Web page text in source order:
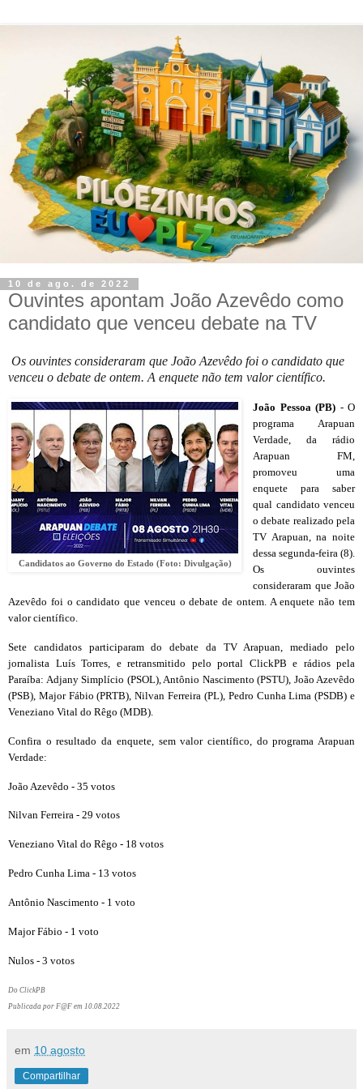
10 de ago. de 2022
Ouvintes apontam João Azevêdo como
candidato que venceu debate na TV
Os ouvintes consideraram que João Azevêdo foi o candidato que
venceu o debate de ontem. A enquete não tem valor científico.
Candidatos ao Governo do Estado (Foto: Divulgação)
João Pessoa (PB) - O
programa Arapuan
Verdade, da rádio
Arapuan FM,
promoveu uma
enquete para saber
qual candidato venceu
o debate realizado pela
TV Arapuan, na noite
dessa segunda-feira (8).
Os ouvintes
consideraram que João
Azevêdo foi o candidato que venceu o debate de ontem. A enquete não tem
valor científico.
Sete candidatos participaram do debate da TV Arapuan, mediado pelo
jornalista Luís Torres, e retransmitido pelo portal ClickPB e rádios pela
Paraíba: Adjany Simplício (PSOL), Antônio Nascimento (PSTU), João Azevêdo
(PSB), Major Fábio (PRTB), Nilvan Ferreira (PL), Pedro Cunha Lima (PSDB) e
Veneziano Vital do Rêgo (MDB).
Confira o resultado da enquete, sem valor científico, do programa Arapuan
Verdade:
João Azevêdo - 35 votos
Nilvan Ferreira - 29 votos
Veneziano Vital do Rêgo - 18 votos
Pedro Cunha Lima - 13 votos
Antônio Nascimento - 1 voto
Major Fábio - 1 voto
Nulos - 3 votos
Do ClickPB
Publicada por F@F em 10.08.2022
em 10 agosto
Compartilhar